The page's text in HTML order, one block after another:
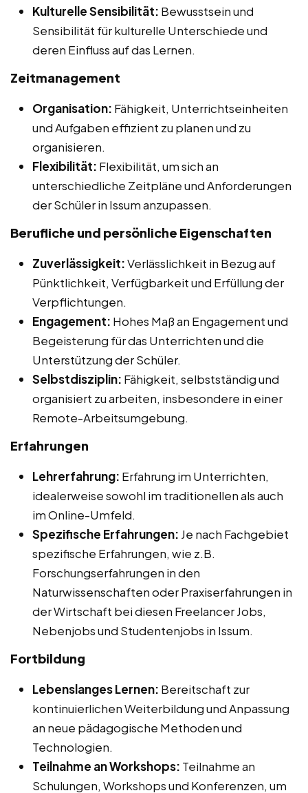
Kulturelle Sensibilität: Bewusstsein und
Sensibilität für kulturelle Unterschiede und
deren Einfluss auf das Lernen.
Zeitmanagement
Organisation: Fähigkeit, Unterrichtseinheiten
und Aufgaben effizient zu planen und zu
organisieren.
Flexibilität: Flexibilität, um sich an
unterschiedliche Zeitpläne und Anforderungen
der Schüler in Issum anzupassen.
Berufliche und persönliche Eigenschaften
Zuverlässigkeit:Verlässlichkeit in Bezug auf
Pünktlichkeit, Verfügbarkeit und Erfüllung der
Verpflichtungen.
Engagement: Hohes Maß an Engagement und
Begeisterung für das Unterrichten und die
Unterstützung der Schüler.
Selbstdisziplin: Fähigkeit, selbstständig und
organisiert zu arbeiten, insbesondere in einer
Remote-Arbeitsumgebung.
Erfahrungen
Lehrerfahrung: Erfahrung im Unterrichten,
idealerweise sowohl im traditionellen als auch
im Online-Umfeld.
Spezifische Erfahrungen: Je nach Fachgebiet
spezifische Erfahrungen, wie z.B.
Forschungserfahrungen in den
Naturwissenschaften oder Praxiserfahrungen in
der Wirtschaft bei diesen Freelancer Jobs,
Nebenjobs und Studentenjobs in Issum.
Fortbildung
Lebenslanges Lernen: Bereitschaft zur
kontinuierlichen Weiterbildung und Anpassung
an neue pädagogische Methoden und
Technologien.
Teilnahme an Workshops: Teilnahme an
Schulungen, Workshops und Konferenzen, um